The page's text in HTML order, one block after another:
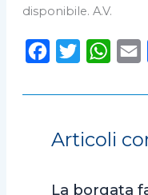
disponibile. A.V.
c
b
i
t
W
a
s
a
l
Articoli
La borgata